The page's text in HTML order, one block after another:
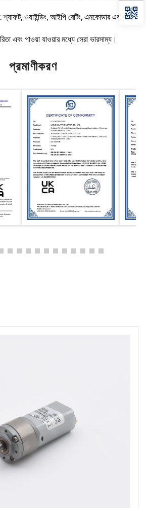
ওয়াইন্ডিং, আইপি রেটিং, এনকোডার এবং
এবং পাওয়া যাওয়ার মধ্যে সেরা ভারসাম্য।
প্রমাণীকরণ